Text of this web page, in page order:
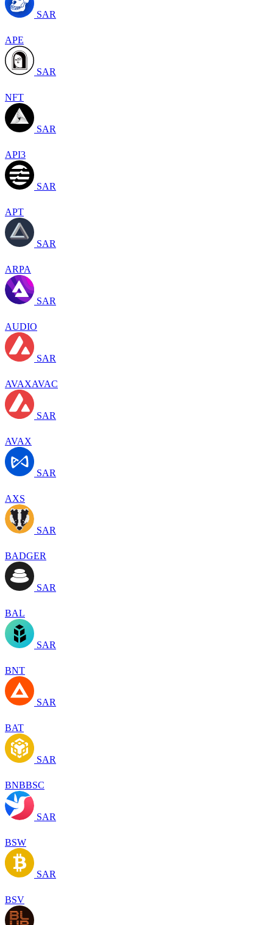
SAR
APE
SAR
NFT
SAR
API3
SAR
APT
SAR
ARPA
SAR
AUDIO
SAR
AVAXAVAC
SAR
AVAX
SAR
AXS
SAR
BADGER
SAR
BAL
SAR
BNT
SAR
BAT
SAR
BNBBSC
SAR
BSW
SAR
BSV